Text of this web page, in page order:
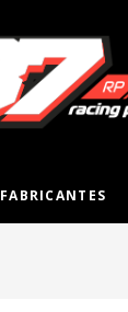
FABRICANTES